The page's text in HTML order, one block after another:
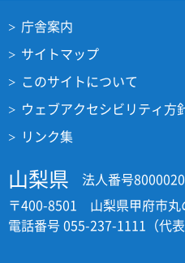
庁舎案内
サイトマップ
このサイトについて
ウェブアクセシビリティ方
リンク集
山梨県
法人番号
〒400-8501 山梨県甲府市丸
電話番号 055-237-1111（代表